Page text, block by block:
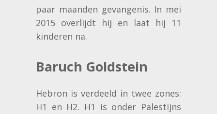
paar maanden gevangenis. In mei
2015 overlijdt hij en laat hij 11
kinderen na.
Baruch Goldstein
Hebron is verdeeld in twee zones:
H1 en H2. H1 is onder Palestijns